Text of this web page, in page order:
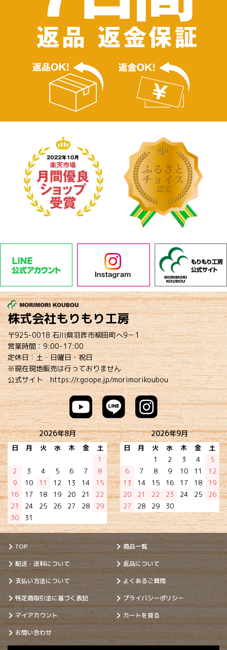
株式会社もりもり工房
〒925-0018 石川県羽咋市柳田町へ9－1
営業時間：9:00-17:00
定休日：土・日曜日・祝日
※現在現地販売は行っておりません
公式サイトhttps://r.goope.jp/morimorikoubou
2026年8月
日 月 火 水 木 金
土
1
2
3 4 5 6 7
8
9
10 11 12 13 14
15
16
17 18 19 20 21
22
23
24 25 26 27 28
29
30
31
2026年9月
日 月 火 水 木 金
土
1
2 3 4
5
6
7 8 9 10 11
12
13
14 15 16 17 18
19
20
21 22 23 24 25
26
27
28 29 30
TOP
商品一覧
配送・送料について
返品について
支払い方法について
よくあるご質問
特定商取引法に基づく表記
プライバシーポリシー
マイアカウント
カートを見る
お問い合わせ